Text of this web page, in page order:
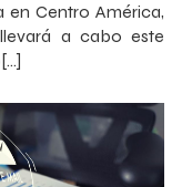
en Centro América,
a cabo este